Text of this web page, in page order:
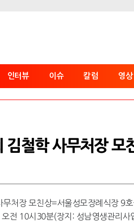
인터뷰 이슈 칼럼 영상
김철학 사무처장 모
처장 모친상=서울성모장례식장 9
전 10시30분(장지: 성남영생관리사